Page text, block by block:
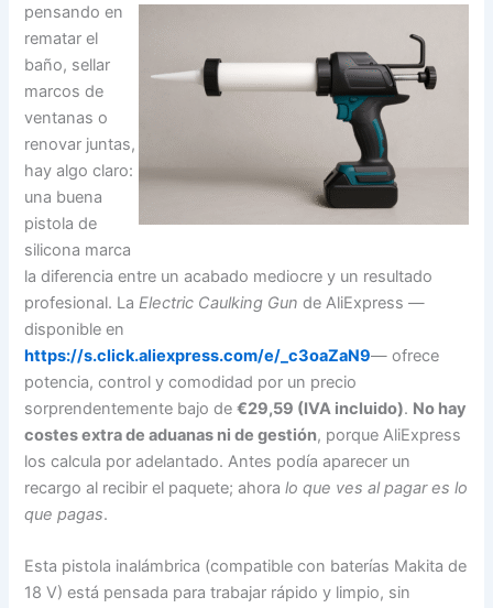
pensando en
rematar el
baño, sellar
marcos de
ventanas o
renovar juntas,
hay algo claro:
una buena
pistola de
silicona marca
la diferencia entre un acabado mediocre y un resultado
profesional. LaElectric Caulking Gun de AliExpress —
disponible en
https://s.click.aliexpress.com/e/_c3oaZaN9— ofrece
potencia, control y comodidad por un precio
sorprendentemente bajo de€29,59 (IVA incluido). No hay
costes extra de aduanas ni de gestión, porque AliExpress
los calcula por adelantado. Antes podía aparecer un
recargo al recibir el paquete; ahoralo que ves al pagar es lo
que pagas.
Esta pistola inalámbrica (compatible con baterías Makita de
18 V) está pensada para trabajar rápido y limpio, sin